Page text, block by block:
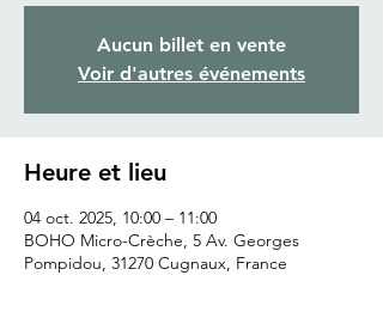
Aucun billet en vente
Voir d'autres événements
Heure et lieu
04 oct. 2025, 10:00 – 11:00
BOHO Micro-Crèche, 5 Av. Georges
Pompidou, 31270 Cugnaux, France